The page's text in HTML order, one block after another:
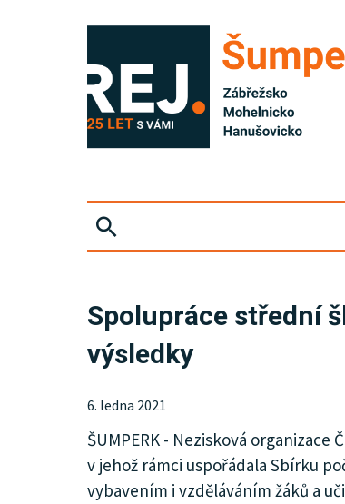
KRIMI
KULTURA
SPOLEČNOST
Spolupráce střední
výsledky
6. ledna 2021
ŠUMPERK - Nezisková
v jehož rámci uspořádala Sbírku
vybavením i vzděláváním žáků a